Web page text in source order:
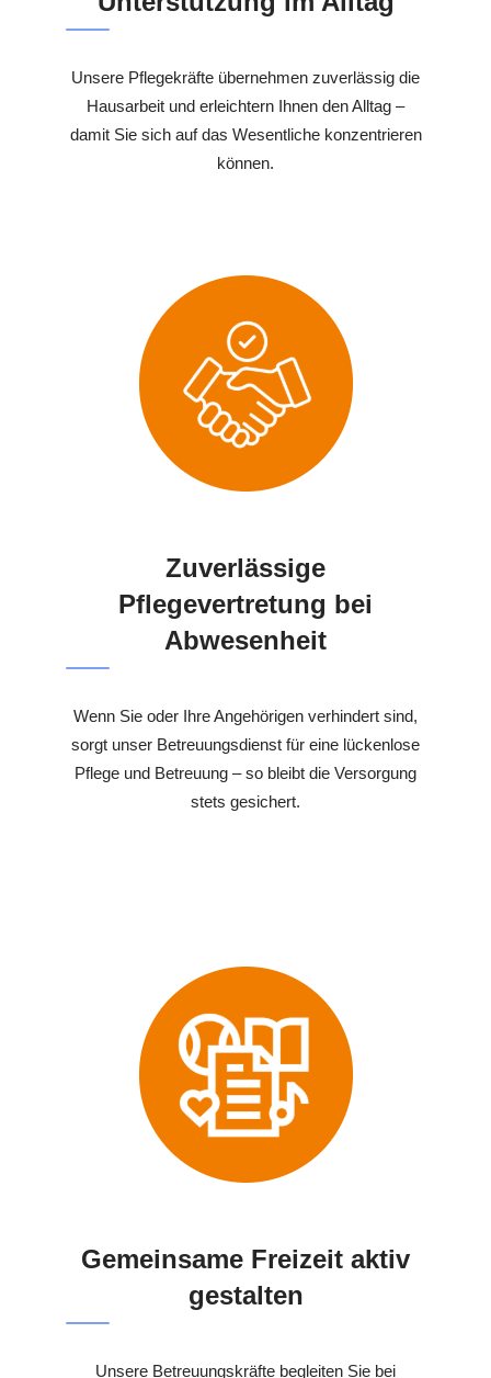
Unsere Pflegekräfte übernehmen zuverlässig die
Hausarbeit und erleichtern Ihnen den Alltag –
damit Sie sich auf das Wesentliche konzentrieren
können.
Zuverlässige
Pflegevertretung bei
Abwesenheit
Wenn Sie oder Ihre Angehörigen verhindert sind,
sorgt unser Betreuungsdienst für eine lückenlose
Pflege und Betreuung – so bleibt die Versorgung
stets gesichert.
Gemeinsame Freizeit aktiv
gestalten
Unsere Betreuungskräfte begleiten Sie bei